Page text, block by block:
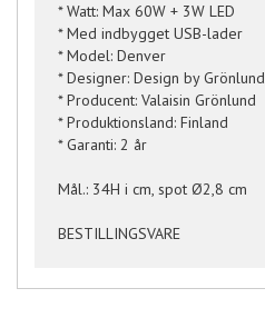
* Watt: Max 60W + 3W LED
* Med indbygget USB-lader
* Model: Denver
* Designer: Design by Grönlund
* Producent: Valaisin Grönlund
* Produktionsland: Finland
* Garanti: 2 år
Mål.: 34H i cm, spot Ø2,8 cm
BESTILLINGSVARE